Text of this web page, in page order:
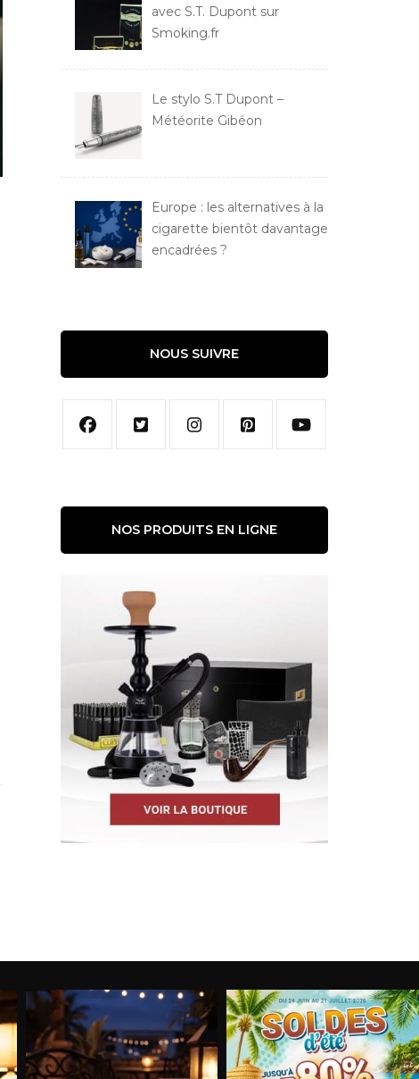
avec S.T. Dupont sur
Smoking.fr
Le stylo S.T Dupont –
Météorite Gibéon
Europe : les alternatives à la
cigarette bientôt davantage
encadrées ?
NOUS SUIVRE
NOS PRODUITS EN LIGNE